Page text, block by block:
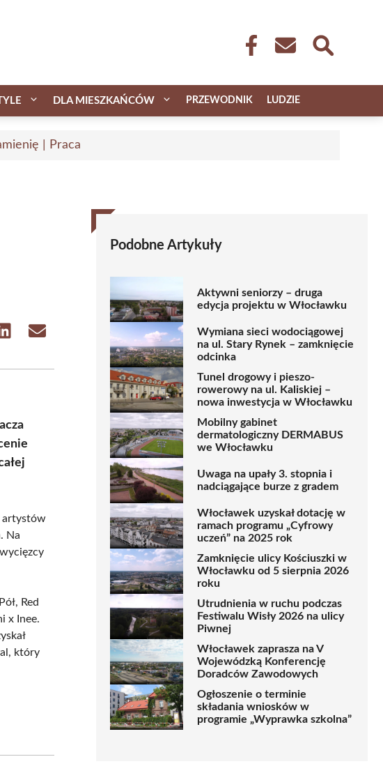
DLA MIESZKAŃCÓW PRZEWODNIK LUDZIE
| Praca
Share Share
artystów
Na
Red
x Inee.
który
Podobne Artykuły
Aktywni seniorzy – druga
edycja projektu w Włocławku
Wymiana sieci wodociągowej
na ul. Stary Rynek – zamknięcie
odcinka
Tunel drogowy i pieszo-
rowerowy na ul. Kaliskiej –
nowa inwestycja w Włocławku
Mobilny gabinet
dermatologiczny DERMABUS
we Włocławku
Uwaga na upały 3. stopnia i
nadciągające burze z gradem
Włocławek uzyskał dotację w
ramach programu „Cyfrowy
uczeń” na 2025 rok
Zamknięcie ulicy Kościuszki w
Włocławku od 5 sierpnia 2026
roku
Utrudnienia w ruchu podczas
Festiwalu Wisły 2026 na ulicy
Piwnej
Włocławek zaprasza na V
Wojewódzką Konferencję
Doradców Zawodowych
Ogłoszenie o terminie
składania wniosków w
programie „Wyprawka szkolna”